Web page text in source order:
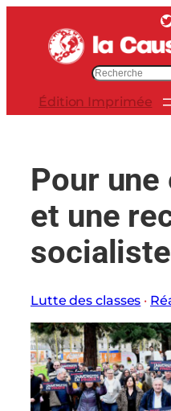
contenu
Twitter
e
Édition Imprimée
Pour
et une
socialiste
Lutte des classes ·